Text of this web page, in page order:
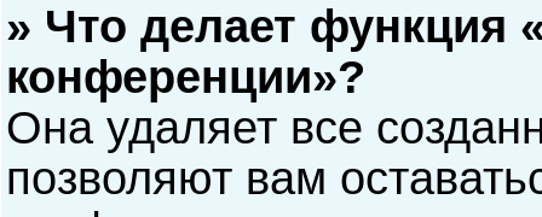
» Что делает функция
конференции»?
Она удаляет все
позволяют вам